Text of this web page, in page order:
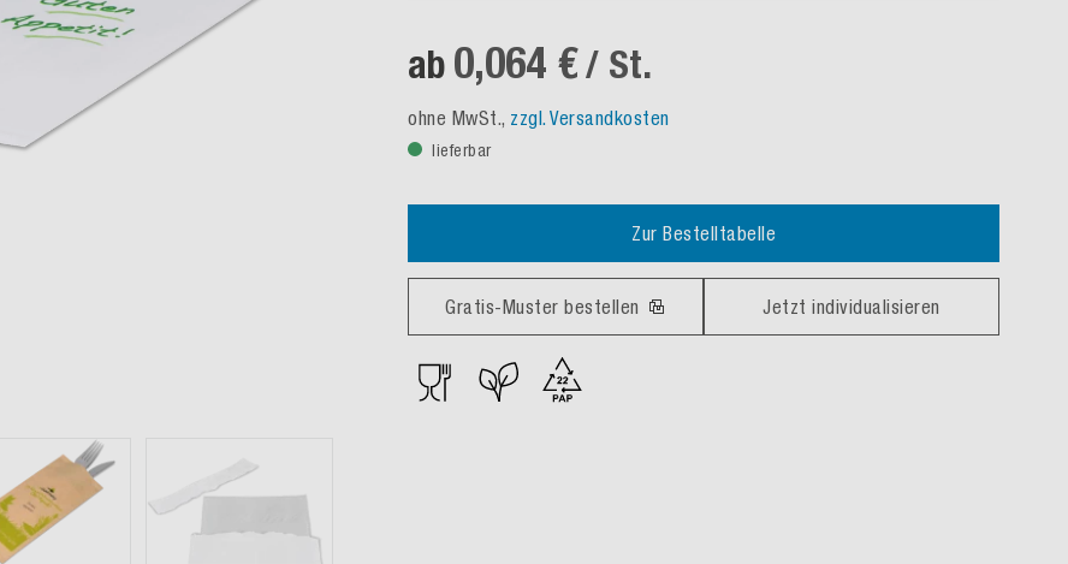
ab 0,064 €/ St.
ohne MwSt., zzgl. Versandkosten
lieferbar
Zur Bestelltabelle
Gratis-Muster bestellen Jetzt individualisieren